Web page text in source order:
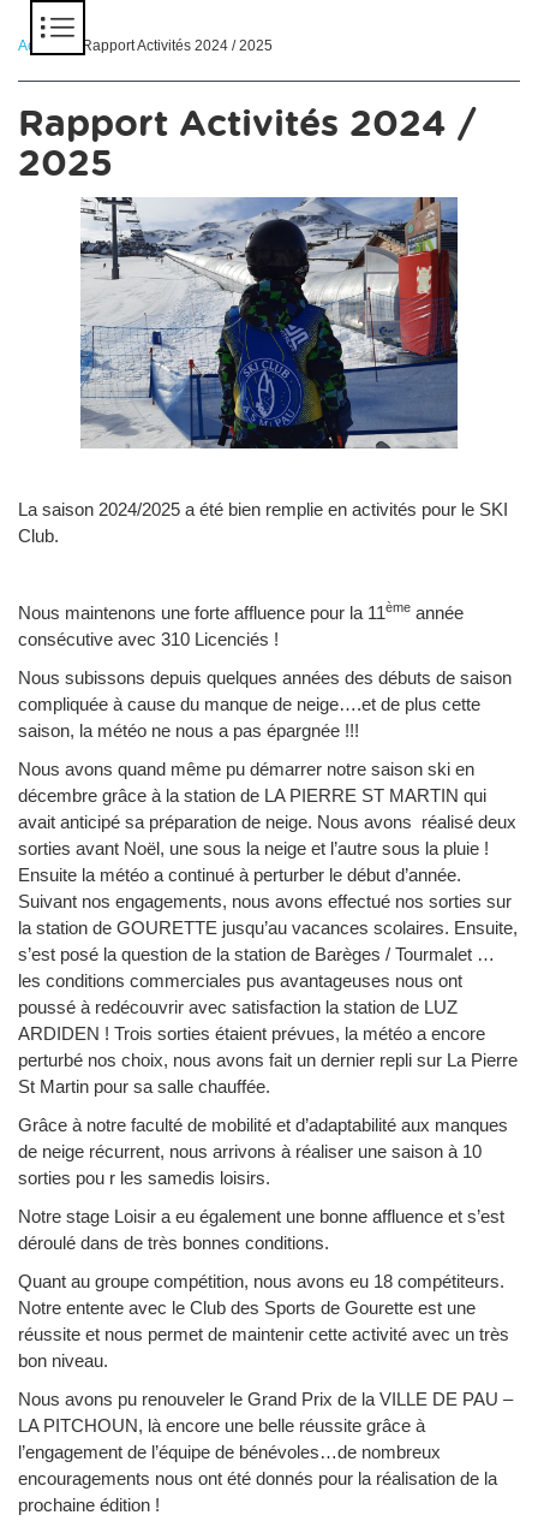
Accueil > Rapport Activités 2024 / 2025
Rapport Activités 2024 /
2025
La saison 2024/2025 a été bien remplie en activités pour le SKI
Club.
Nous maintenons une forte affluence pour la 11ème année
consécutive avec 310 Licenciés !
Nous subissons depuis quelques années des débuts de saison
compliquée à cause du manque de neige….et de plus cette
saison, la météo ne nous a pas épargnée !!!
Nous avons quand même pu démarrer notre saison ski en
décembre grâce à la station de LA PIERRE ST MARTIN qui
avait anticipé sa préparation de neige. Nous avons réalisé deux
sorties avant Noël, une sous la neige et l’autre sous la pluie !
Ensuite la météo a continué à perturber le début d’année.
Suivant nos engagements, nous avons effectué nos sorties sur
la station de GOURETTE jusqu’au vacances scolaires. Ensuite,
s’est posé la question de la station de Barèges / Tourmalet …
les conditions commerciales pus avantageuses nous ont
poussé à redécouvrir avec satisfaction la station de LUZ
ARDIDEN ! Trois sorties étaient prévues, la météo a encore
perturbé nos choix, nous avons fait un dernier repli sur La Pierre
St Martin pour sa salle chauffée.
Grâce à notre faculté de mobilité et d’adaptabilité aux manques
de neige récurrent, nous arrivons à réaliser une saison à 10
sorties pou r les samedis loisirs.
Notre stage Loisir a eu également une bonne affluence et s’est
déroulé dans de très bonnes conditions.
Quant au groupe compétition, nous avons eu 18 compétiteurs.
Notre entente avec le Club des Sports de Gourette est une
réussite et nous permet de maintenir cette activité avec un très
bon niveau.
Nous avons pu renouveler le Grand Prix de la VILLE DE PAU –
LA PITCHOUN, là encore une belle réussite grâce à
l’engagement de l’équipe de bénévoles…de nombreux
encouragements nous ont été donnés pour la réalisation de la
prochaine édition !